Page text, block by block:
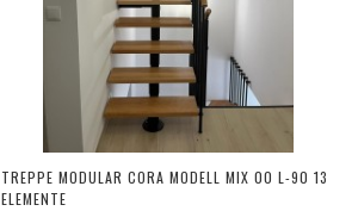
TREPPE MODULAR CORA MODELL MIX 00 L-90 13
ELEMENTE